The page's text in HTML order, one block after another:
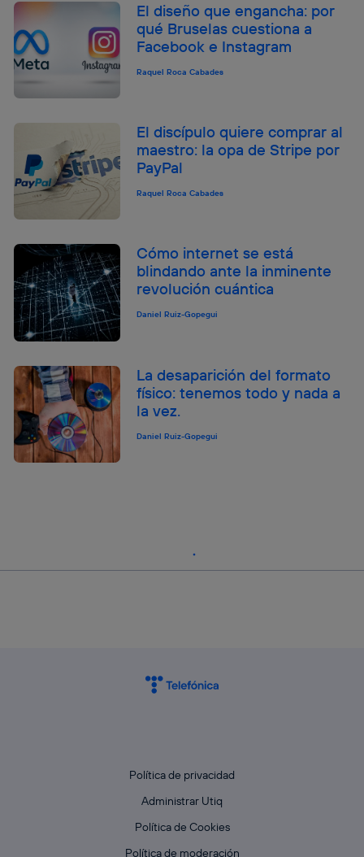
El diseño que engancha: por
qué Bruselas cuestiona a
Facebook e Instagram
Raquel Roca Cabades
El discípulo quiere comprar al
maestro: la opa de Stripe por
PayPal
Raquel Roca Cabades
Cómo internet se está
blindando ante la inminente
revolución cuántica
Daniel Ruiz-Gopegui
La desaparición del formato
físico: tenemos todo y nada a
la vez.
Daniel Ruiz-Gopegui
Política de privacidad
Administrar Utiq
Política de Cookies
Política de moderación